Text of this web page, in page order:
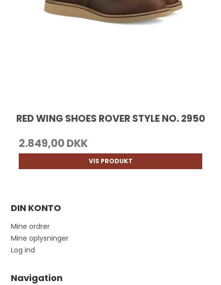
RED WING SHOES ROVER STYLE NO. 2950
2.849,00 DKK
VIS PRODUKT
DIN KONTO
Mine ordrer
Mine oplysninger
Log ind
Navigation